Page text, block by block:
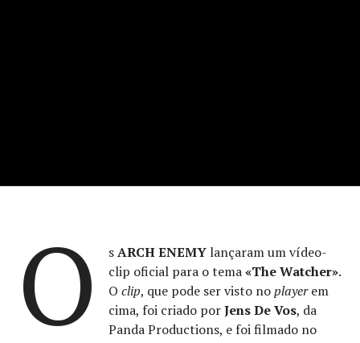
O sARCH ENEMYlançaram um vídeo-
clip oficial para o tema«The Watcher».
O clip, que pode ser visto noplayerem
cima, foi criado porJens De Vos, da
Panda Productions, e foi filmado no